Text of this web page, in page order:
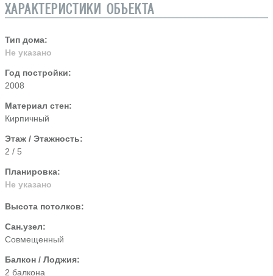
ХАРАКТЕРИСТИКИ ОБЪЕКТА
Тип дома:
Не указано
Год постройки:
2008
Материал стен:
Кирпичный
Этаж / Этажность:
2 / 5
Планировка:
Не указано
Высота потолков:
Сан.узел:
Совмещенный
Балкон / Лоджия:
2 балкона